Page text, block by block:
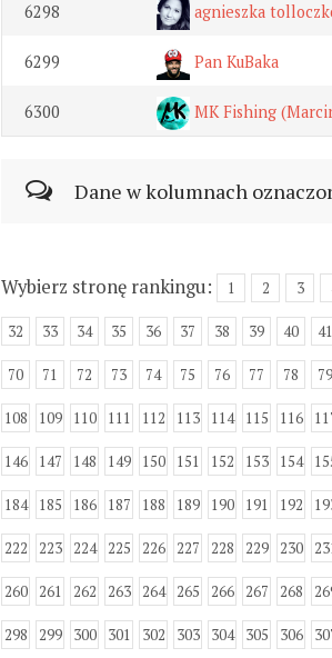
6298 agnieszka
6299 Pan KuBaka
6300 MK Fishing
Dane w kolumnach
Wybierz stronę rankingu: 1 2 3
32 33 34 35 36 37 38 39 40 41
70 71 72 73 74 75 76 77 78 79
108 109 110 111 112 113 114 115 116
146 147 148 149 150 151 152 153 154
184 185 186 187 188 189 190 191 192
222 223 224 225 226 227 228 229 230
260 261 262 263 264 265 266 267 268
298 299 300 301 302 303 304 305 306